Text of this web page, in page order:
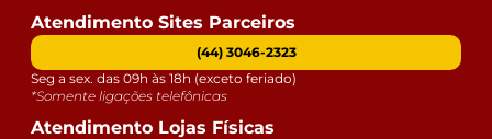
Atendimento Sites Parceiros
(44) 3046-2323
Seg a sex. das 09h às 18h (exceto feriado)
*Somente ligações telefônicas
Atendimento Lojas Físicas